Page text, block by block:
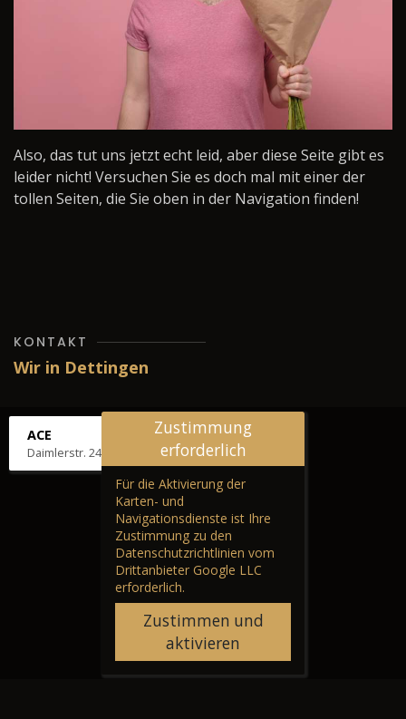
Also, das tut uns jetzt echt leid, aber diese Seite gibt es
leider nicht! Versuchen Sie es doch mal mit einer der
tollen Seiten, die Sie oben in der Navigation finden!
KONTAKT
Wir in Dettingen
ACE
Daimlerstr. 24, 72581 Dettingen
Zustimmung
erforderlich
Für die Aktivierung der
Karten- und
Navigationsdienste ist Ihre
Zustimmung zu den
Datenschutzrichtlinien vom
Drittanbieter Google LLC
erforderlich.
Zustimmen und
aktivieren